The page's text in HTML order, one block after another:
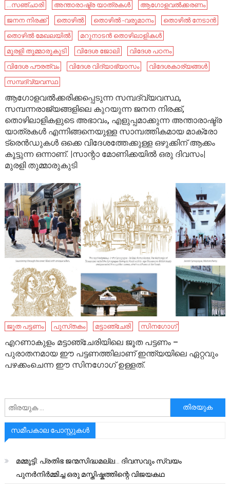
...സഞ്ചാരി അന്താരാഷ്ട്ര യാത്രകൾ
ആഗോളവൽക്കരണം
ജനന നിരക്ക്
തൊഴിൽ തൊഴിൽ -വരുമാനം
തൊഴിൽ നേടാൻ
തൊഴിൽ മേഖലയിൽ
മറുനാടൻ തൊഴിലാളികൾ
മുരളി തുമ്മാരുകുടി
വിദേശ ജോലി
വിദേശ പഠനം
വിദേശ പൗരത്വം
വിദേശ വിദ്യാഭ്യാസം
വിദേശകാര്യങ്ങൾ
സമ്പദ്‌വ്യവസ്ഥ
ആഗോളവൽക്കരിക്കപ്പെടുന്ന സമ്പദ്‌വ്യവസ്ഥ,
സമ്പന്നരാജ്യങ്ങളിലെ കുറയുന്ന ജനന നിരക്ക്,
തൊഴിലാളികളുടെ അഭാവം, എളുപ്പമാക്കുന്ന അന്താരാഷ്ട്ര
യാത്രകൾ എന്നിങ്ങനെയുള്ള സാമ്പത്തികമായ മാക്രോ
ട്രെൻഡുകൾ ഒക്കെ വിദേശത്തേക്കുള്ള ഒഴുക്കിന് ആക്കം
കൂട്ടുന്ന ഒന്നാണ്. |സാന്റാ മോണിക്കയിൽ ഒരു ദിവസം|
മുരളി തുമ്മാരുകുടി
ജൂത പട്ടണം പുസ്‌തകം മട്ടാഞ്ചേരി സിനഗോഗ്
എറണാകുളം മട്ടാഞ്ചേരിയിലെ ജൂത പട്ടണം –
പുരാതനമായ ഈ പട്ടണത്തിലാണ് ഇന്ത്യയിലെ ഏറ്റവും
പഴക്കംചെന്ന ഈ സിനഗോഗ് ഉള്ളത്.
അനേഷിക്കുക
സമീപകാല പോസ്റ്റുകൾ
മമ്മൂട്ടി: പ്രതിഭ ജന്മസിദ്ധമല്ല… ദിവസവും സ്വയം
പുനർനിർമ്മിച്ച ഒരു മസ്തിഷ്കത്തിന്റെ വിജയകഥ